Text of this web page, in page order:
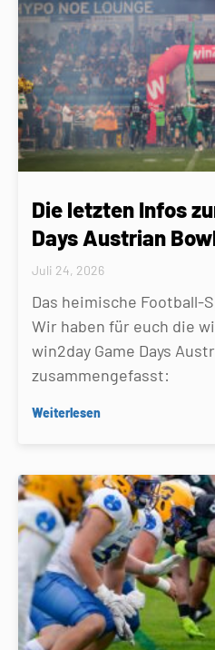
Die letzten Infos
Days Austrian
Juli 24, 2026
Das heimische Football-
Wir haben für euch die
win2day Game Days
zusammengefasst:
Weiterlesen